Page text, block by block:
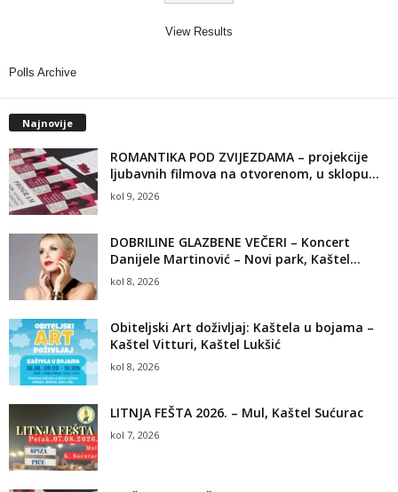
View Results
Polls Archive
Najnovije
ROMANTIKA POD ZVIJEZDAMA – projekcije
ljubavnih filmova na otvorenom, u sklopu...
kol 9, 2026
DOBRILINE GLAZBENE VEČERI – Koncert
Danijele Martinović – Novi park, Kaštel...
kol 8, 2026
Obiteljski Art doživljaj: Kaštela u bojama –
Kaštel Vitturi, Kaštel Lukšić
kol 8, 2026
LITNJA FEŠTA 2026. – Mul, Kaštel Sućurac
kol 7, 2026